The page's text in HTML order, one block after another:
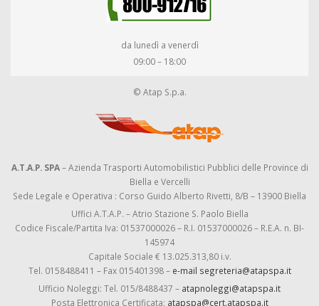
da lunedì a venerdì
09:00 – 18:00
© Atap S.p.a.
A.T.A.P. SPA– Azienda Trasporti Automobilistici Pubblici delle Province di
Biella e Vercelli
Sede Legale e Operativa : Corso Guido Alberto Rivetti, 8/B – 13900 Biella
Uffici A.T.A.P. – Atrio Stazione S. Paolo Biella
Codice Fiscale/Partita Iva: 01537000026 – R.I. 01537000026 – R.E.A. n. BI-
145974
Capitale Sociale € 13.025.313,80 i.v.
Tel. 0158488411 – Fax 015401398 – e-mail segreteria@atapspa.it
Ufficio Noleggi: Tel. 015/8488437 – atapnoleggi@atapspa.it
Posta Elettronica Certificata: atapspa@cert.atapspa.it